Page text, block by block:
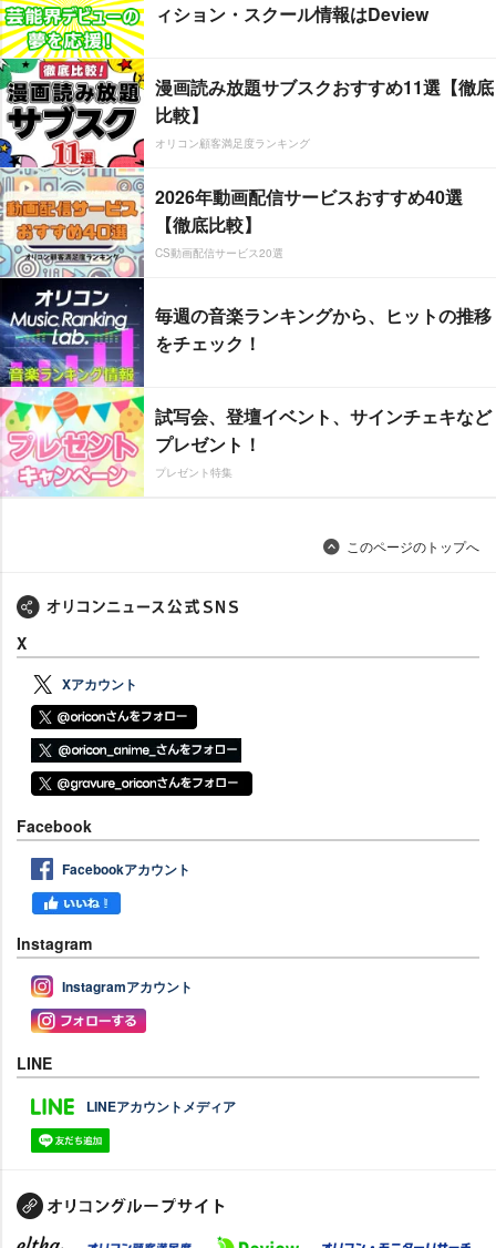
ィション・スクール情報はDeview
漫画読み放題サブスクおすすめ11選【徹底
比較】
オリコン顧客満足度ランキング
2026年動画配信サービスおすすめ40選
【徹底比較】
CS動画配信サービス20選
毎週の音楽ランキングから、ヒットの推移
をチェック！
試写会、登壇イベント、サインチェキなど
プレゼント！
プレゼント特集
このページのトップへ
X
Xアカウント
Facebook
Facebookアカウント
Instagram
Instagramアカウント
LINE
LINEアカウントメディア